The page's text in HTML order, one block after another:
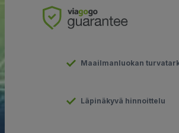
Maailmanluokan
Läpinäkyvä hinnoittelu